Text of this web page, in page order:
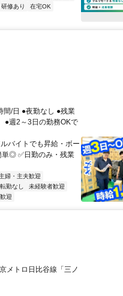
研修あり
在宅OK
/日 ●夜勤なし ●残業
●週2～3日の勤務OKで
バイトでも昇給・ボー
単◎ ✅日勤のみ・残業
主婦・主夫歓迎
転勤なし
未経験者歓迎
迎
メトロ日比谷線「三ノ